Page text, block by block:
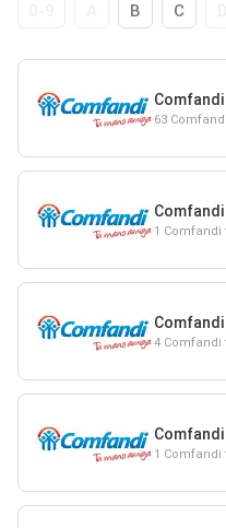
B C
Comfandi
63
1 Comfandi
4 Comfandi
1 Comfandi